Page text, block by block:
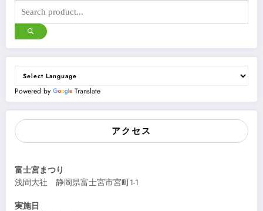
Powered by Translate
アクセス
富士宮まつり
浅間大社 静岡県富士宮市宮町1-1
実施日